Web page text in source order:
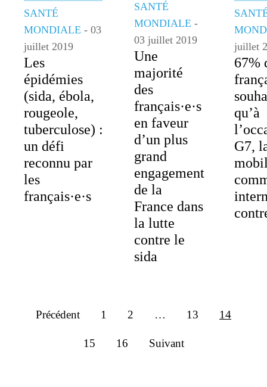
SANTÉ
MONDIALE - 03
juillet 2019
Les
épidémies
(sida, ébola,
rougeole,
tuberculose) :
un défi
reconnu par
les
français·e·s
SANTÉ
MONDIALE -
03 juillet 2019
Une
majorité
des
français·e·s
en faveur
d’un plus
grand
engagement
de la
France dans
la lutte
contre le
sida
juillet
67%
qu’à
G7,
Précédent 1 2 … 13 14
15 16 Suivant